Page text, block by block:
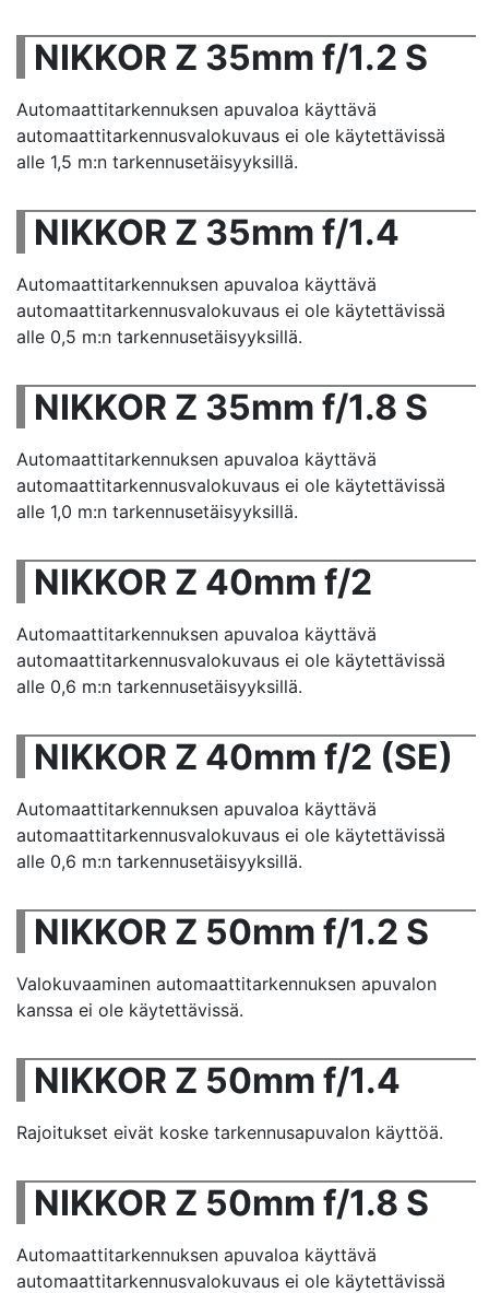
NIKKOR Z 35mm f/1.2 S
Automaattitarkennuksen apuvaloa käyttävä
automaattitarkennusvalokuvaus ei ole käytettävissä
alle 1,5 m:n tarkennusetäisyyksillä.
NIKKOR Z 35mm f/1.4
Automaattitarkennuksen apuvaloa käyttävä
automaattitarkennusvalokuvaus ei ole käytettävissä
alle 0,5 m:n tarkennusetäisyyksillä.
NIKKOR Z 35mm f/1.8 S
Automaattitarkennuksen apuvaloa käyttävä
automaattitarkennusvalokuvaus ei ole käytettävissä
alle 1,0 m:n tarkennusetäisyyksillä.
NIKKOR Z 40mm f/2
Automaattitarkennuksen apuvaloa käyttävä
automaattitarkennusvalokuvaus ei ole käytettävissä
alle 0,6 m:n tarkennusetäisyyksillä.
NIKKOR Z 40mm f/2 (SE)
Automaattitarkennuksen apuvaloa käyttävä
automaattitarkennusvalokuvaus ei ole käytettävissä
alle 0,6 m:n tarkennusetäisyyksillä.
NIKKOR Z 50mm f/1.2 S
Valokuvaaminen automaattitarkennuksen apuvalon
kanssa ei ole käytettävissä.
NIKKOR Z 50mm f/1.4
Rajoitukset eivät koske tarkennusapuvalon käyttöä.
NIKKOR Z 50mm f/1.8 S
Automaattitarkennuksen apuvaloa käyttävä
automaattitarkennusvalokuvaus ei ole käytettävissä